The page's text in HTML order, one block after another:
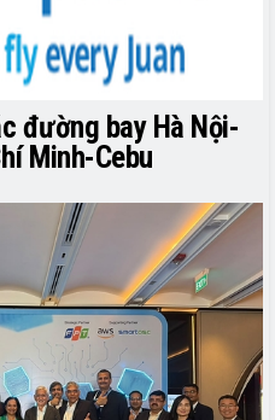
đường bay Hà Nội-
Minh-Cebu